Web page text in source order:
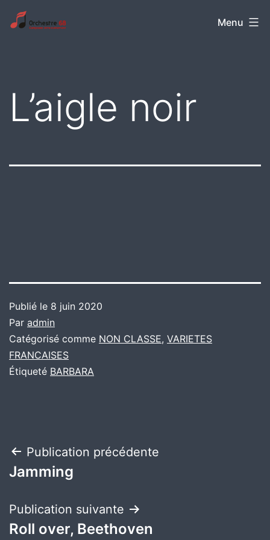
Aller
auOrchestre
Menu
L’aigle noir
Publié le 8 juin 2020
Par admin
Catégorisé comme NON CLASSE, VARIETES
FRANCAISES
Étiqueté BARBARA
Navigation
de
l’article
Publication précédente
Jamming
Publication suivante
Roll over, Beethoven